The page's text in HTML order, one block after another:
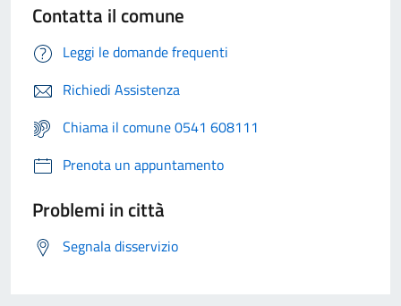
Contatta il comune
Leggi le domande frequenti
Richiedi Assistenza
Chiama il comune 0541 608111
Prenota un appuntamento
Problemi in città
Segnala disservizio